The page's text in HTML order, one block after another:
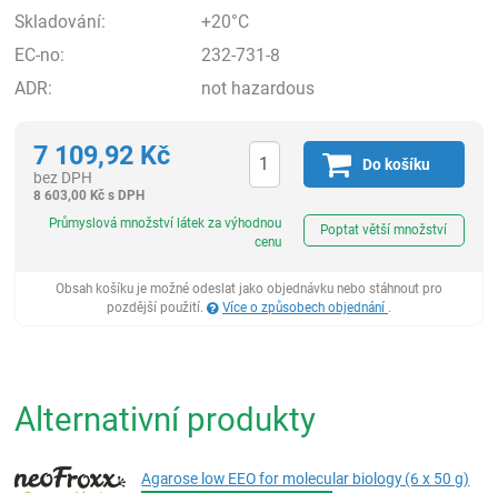
Skladování:
+20°C
EC-no:
232-731-8
ADR:
not hazardous
7 109,92 Kč
bez DPH
8 603,00Kč s DPH
Do košíku
Průmyslová množství látek za výhodnou
cenu
Poptat větší množství
Obsah košíku je možné odeslat jako objednávku nebo stáhnout pro
pozdější použití.
Více o způsobech objednání .
Alternativní produkty
Agarose low EEO for molecular biology (6 x 50 g)